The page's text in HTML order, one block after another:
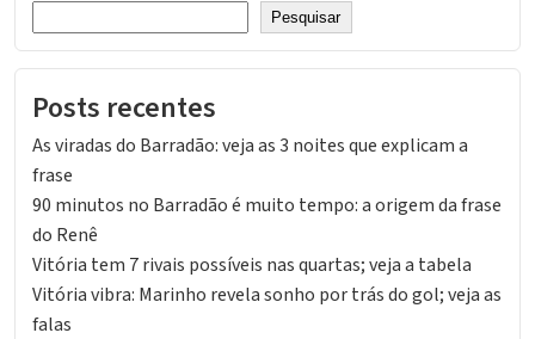
Pesquisar
Posts recentes
As viradas do Barradão: veja as 3 noites que explicam a
frase
90 minutos no Barradão é muito tempo: a origem da frase
do Renê
Vitória tem 7 rivais possíveis nas quartas; veja a tabela
Vitória vibra: Marinho revela sonho por trás do gol; veja as
falas